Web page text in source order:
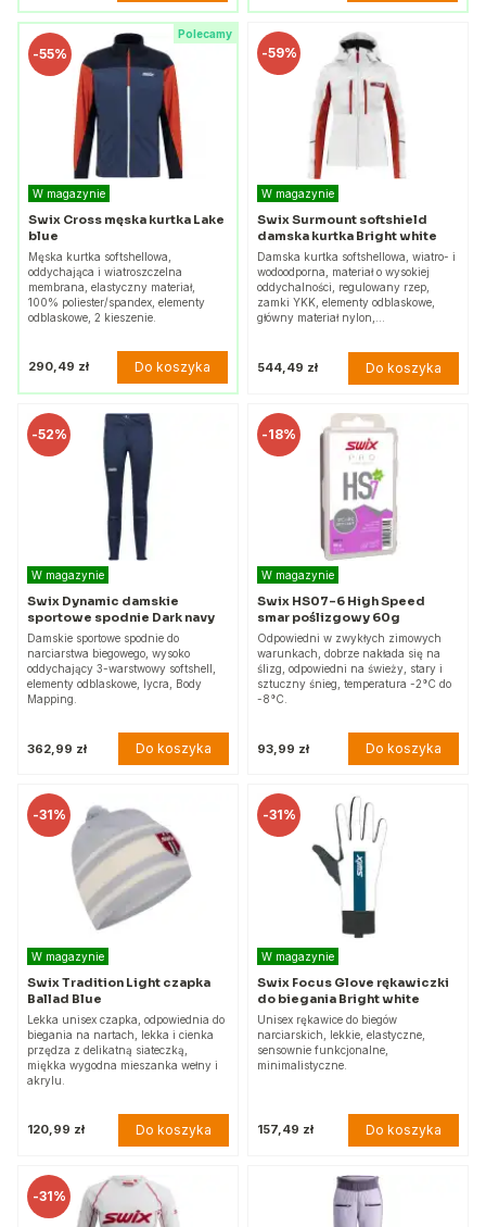
Polecamy
-55%
W magazynie
Swix Cross męska kurtka Lake
blue
Męska kurtka softshellowa,
oddychająca i wiatroszczelna
membrana, elastyczny materiał,
100% poliester/spandex, elementy
odblaskowe, 2 kieszenie.
290,49 zł Do koszyka
-59%
W magazynie
Swix Surmount softshield
damska kurtka Bright white
Damska kurtka softshellowa, wiatro- i
wodoodporna, materiał o wysokiej
oddychalności, regulowany rzep,
zamki YKK, elementy odblaskowe,
główny materiał nylon,…
544,49 zł Do koszyka
-52%
W magazynie
Swix Dynamic damskie
sportowe spodnie Dark navy
Damskie sportowe spodnie do
narciarstwa biegowego, wysoko
oddychający 3-warstwowy softshell,
elementy odblaskowe, lycra, Body
Mapping.
362,99 zł Do koszyka
-18%
W magazynie
Swix HS07-6 High Speed
smar poślizgowy 60g
Odpowiedni w zwykłych zimowych
warunkach, dobrze nakłada się na
ślizg, odpowiedni na świeży, stary i
sztuczny śnieg, temperatura -2°C do
-8°C.
93,99 zł Do koszyka
-31%
W magazynie
Swix Tradition Light czapka
Ballad Blue
Lekka unisex czapka, odpowiednia do
biegania na nartach, lekka i cienka
przędza z delikatną siateczką,
miękka wygodna mieszanka wełny i
akrylu.
120,99 zł Do koszyka
-31%
W magazynie
Swix Focus Glove rękawiczki
do biegania Bright white
Unisex rękawice do biegów
narciarskich, lekkie, elastyczne,
sensownie funkcjonalne,
minimalistyczne.
157,49 zł Do koszyka
-31%